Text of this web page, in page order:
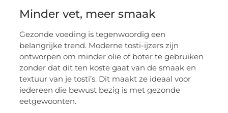
Minder vet, meer smaak
Gezonde voeding is tegenwoordig een
belangrijke trend. Moderne tosti-ijzers zijn
ontworpen om minder olie of boter te gebruiken
zonder dat dit ten koste gaat van de smaak en
textuur van je tosti’s. Dit maakt ze ideaal voor
iedereen die bewust bezig is met gezonde
eetgewoonten.